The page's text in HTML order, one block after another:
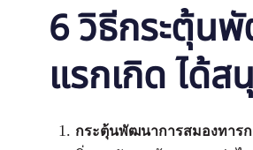
6 วิธีกระตุ้น
แรกเกิด ได้ส
กระตุ้นพัฒนาการสมองทาร